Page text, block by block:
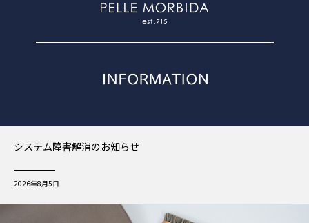
システム障害解消のお知らせ
2026年8月5日